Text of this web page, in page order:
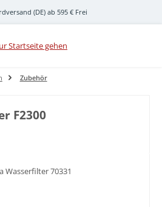
(DE) ab 595 € Frei
Zubehör
F2300